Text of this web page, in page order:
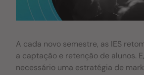
A cada novo semestre, as IES
a captação e retenção de alunos.
necessário uma estratégia de